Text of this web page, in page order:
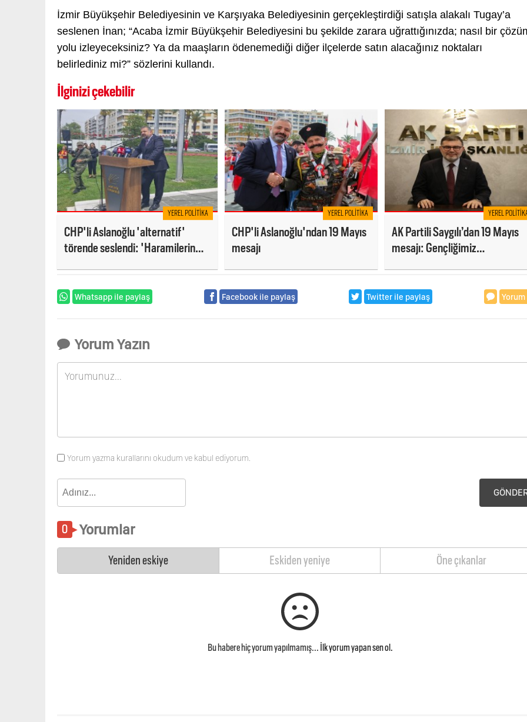
İzmir Büyükşehir Belediyesinin ve Karşıyaka Belediyesinin gerçekleştirdiği satışla alakalı Tugay’a
seslenen İnan; “Acaba İzmir Büyükşehir Belediyesini bu şekilde zarara uğrattığınızda; nasıl bir
yolu izleyeceksiniz? Ya da maaşların ödenemediği diğer ilçelerde satın alacağınız noktaları
belirlediniz mi?” sözlerini kullandı.
İlginizi çekebilir
YEREL POLITIKA
CHP'li Aslanoğlu 'alternatif'
törende seslendi: 'Haramilerin
YEREL POLITIKA
CHP'li Aslanoğlu'ndan 19 Mayıs
mesajı
YEREL
AK Partili Saygılı’dan 19 Mayıs
mesajı: Gençliğimiz
Whatsapp ile paylaş Facebook ile paylaş Twitter ile paylaş Yorum
Yorum Yazın
Yorum yazma kurallarını okudum ve kabul ediyorum.
Yorumlar
Yeniden eskiye Eskiden yeniye Öne çıkanlar
Bu habere hiç yorum yapılmamış... İlk yorum yapan sen ol.